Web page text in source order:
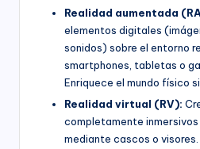
Realidad aumentada
elementos digitales
sonidos) sobre el entorno
smartphones, tabletas o
Enriquece el mundo físico
Realidad virtual (RV):
completamente
mediante cascos o visores.